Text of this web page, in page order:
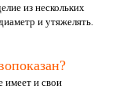
из нескольких
и утяжелять.
имеет и свои